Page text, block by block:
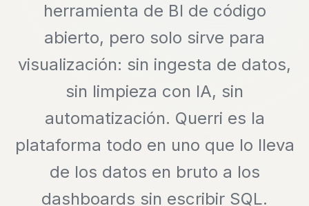
herramienta de BI de código
abierto, pero solo sirve para
visualización: sin ingesta de datos,
sin limpieza con IA, sin
automatización. Querri es la
plataforma todo en uno que lo lleva
de los datos en bruto a los
dashboards sin escribir SQL.